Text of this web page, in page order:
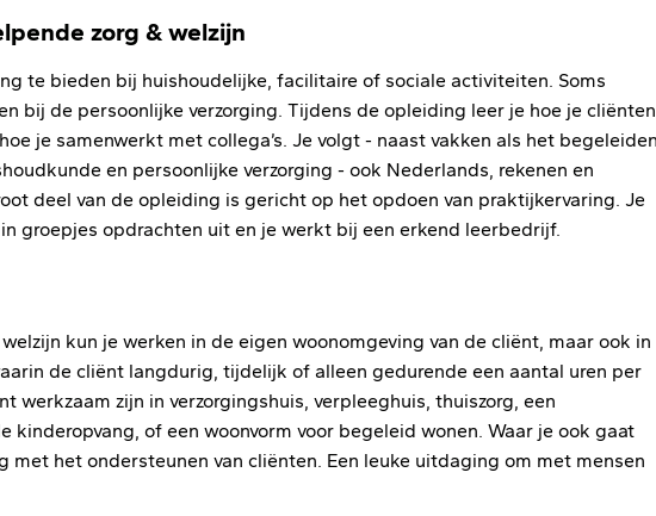
zorg & welzijn
te bieden bij huishoudelijke, facilitaire of sociale activiteiten. Soms
bij de persoonlijke verzorging. Tijdens de opleiding leer je hoe je cliënten
je samenwerkt met collega’s. Je volgt - naast vakken als het
en persoonlijke verzorging - ook Nederlands, rekenen en
deel van de opleiding is gericht op het opdoen van praktijkervaring. Je
groepjes opdrachten uit en je werkt bij een erkend leerbedrijf.
kun je werken in de eigen woonomgeving van de cliënt, maar ook in
de cliënt langdurig, tijdelijk of alleen gedurende een aantal uren per
werkzaam zijn in verzorgingshuis, verpleeghuis, thuiszorg, een
kinderopvang, of een woonvorm voor begeleid wonen. Waar je ook gaat
met het ondersteunen van cliënten. Een leuke uitdaging om met mensen